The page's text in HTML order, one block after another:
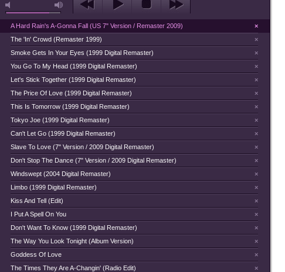
×
A Hard Rain's A-Gonna Fall (US 7" Version / Remaster 2009)
×
The 'In' Crowd (Remaster 1999)
×
Smoke Gets In Your Eyes (1999 Digital Remaster)
×
You Go To My Head (1999 Digital Remaster)
×
Let's Stick Together (1999 Digital Remaster)
×
The Price Of Love (1999 Digital Remaster)
×
This Is Tomorrow (1999 Digital Remaster)
×
Tokyo Joe (1999 Digital Remaster)
×
Can't Let Go (1999 Digital Remaster)
×
Slave To Love (7" Version / 2009 Digital Remaster)
×
Don't Stop The Dance (7" Version / 2009 Digital Remaster)
×
Windswept (2004 Digital Remaster)
×
Limbo (1999 Digital Remaster)
×
Kiss And Tell (Edit)
×
I Put A Spell On You
×
Don't Want To Know (1999 Digital Remaster)
×
The Way You Look Tonight (Album Version)
×
Goddess Of Love
×
The Times They Are A-Changin' (Radio Edit)